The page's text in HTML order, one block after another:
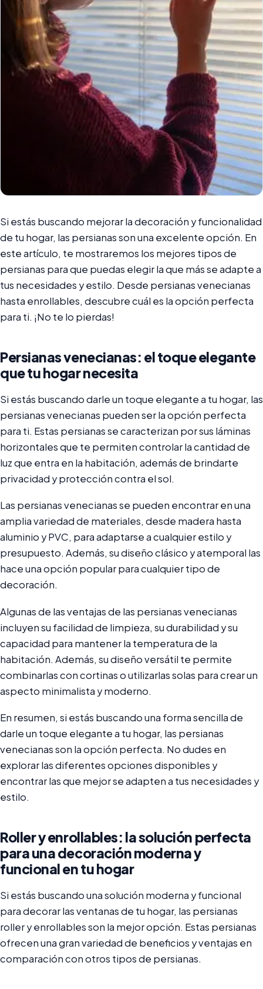
Si estás buscando mejorar la decoración y funcionalidad
de tu hogar, las persianas son una excelente opción. En
este artículo, te mostraremos los mejores tipos de
persianas para que puedas elegir la que más se adapte a
tus necesidades y estilo. Desde persianas venecianas
hasta enrollables, descubre cuál es la opción perfecta
para ti. ¡No te lo pierdas!
Persianas venecianas: el toque elegante
que tu hogar necesita
Si estás buscando darle un toque elegante a tu hogar, las
persianas venecianas pueden ser la opción perfecta
para ti. Estas persianas se caracterizan por sus láminas
horizontales que te permiten controlar la cantidad de
luz que entra en la habitación, además de brindarte
privacidad y protección contra el sol.
Las persianas venecianas se pueden encontrar en una
amplia variedad de materiales, desde madera hasta
aluminio y PVC, para adaptarse a cualquier estilo y
presupuesto. Además, su diseño clásico y atemporal las
hace una opción popular para cualquier tipo de
decoración.
Algunas de las ventajas de las persianas venecianas
incluyen su facilidad de limpieza, su durabilidad y su
capacidad para mantener la temperatura de la
habitación. Además, su diseño versátil te permite
combinarlas con cortinas o utilizarlas solas para crear un
aspecto minimalista y moderno.
En resumen, si estás buscando una forma sencilla de
darle un toque elegante a tu hogar, las persianas
venecianas son la opción perfecta. No dudes en
explorar las diferentes opciones disponibles y
encontrar las que mejor se adapten a tus necesidades y
estilo.
Roller y enrollables: la solución perfecta
para una decoración moderna y
funcional en tu hogar
Si estás buscando una solución moderna y funcional
para decorar las ventanas de tu hogar, las persianas
roller y enrollables son la mejor opción. Estas persianas
ofrecen una gran variedad de beneficios y ventajas en
comparación con otros tipos de persianas.